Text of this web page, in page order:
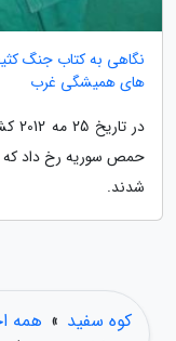
های همیشگی غرب
در
شدند.
کوه سفید » همه